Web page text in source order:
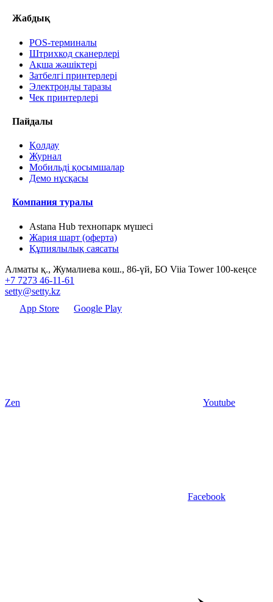
Жабдық
POS-терминалы
Штрихкод сканерлері
Ақша жәшіктері
Затбелгі принтерлері
Электронды таразы
Чек принтерлері
Пайдалы
Қолдау
Журнал
Мобильді қосымшалар
Демо нұсқасы
Компания туралы
Astana Hub технопарк мүшесі
Жария шарт (оферта)
Құпиялылық саясаты
Алматы қ., Жумалиева көш., 86-үй, БО Viia Tower 100-кеңсе
+7 7273 46-11-61
setty@setty.kz
App Store
Google Play
Zen Youtube
Facebook